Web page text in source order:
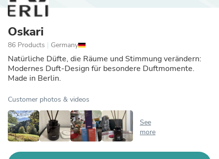
Oskari
86 Products | Germany
Natürliche Düfte, die Räume und Stimmung verändern:
Modernes Duft-Design für besondere Duftmomente.
Made in Berlin.
Customer photos & videos
See
more